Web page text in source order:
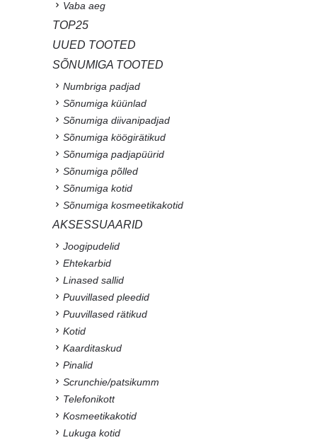
Vaba aeg
TOP25
UUED TOOTED
SÕNUMIGA TOOTED
Numbriga padjad
Sõnumiga küünlad
Sõnumiga diivanipadjad
Sõnumiga köögirätikud
Sõnumiga padjapüürid
Sõnumiga põlled
Sõnumiga kotid
Sõnumiga kosmeetikakotid
AKSESSUAARID
Joogipudelid
Ehtekarbid
Linased sallid
Puuvillased pleedid
Puuvillased rätikud
Kotid
Kaarditaskud
Pinalid
Scrunchie/patsikumm
Telefonikott
Kosmeetikakotid
Lukuga kotid